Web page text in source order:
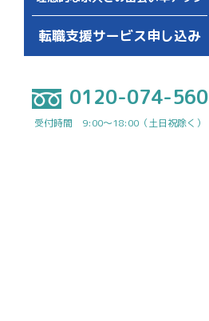
転職支援サービス申し込み
0120-074-560
受付時間 9:00～18:00（土日祝除く）